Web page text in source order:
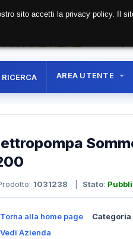
RICERCA AREA UTENTE
1031238 Stato:
Torna alla home page
Vedi Azienda
sito accetti la privacy policy. Il